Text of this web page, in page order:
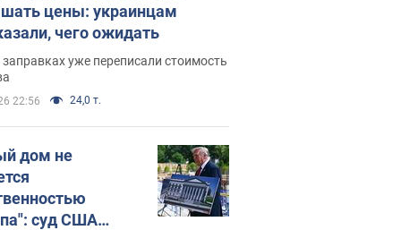
цены: украинцам
чего ожидать
уже переписали стоимость
22:56 24,0 т.
дом не
суд США